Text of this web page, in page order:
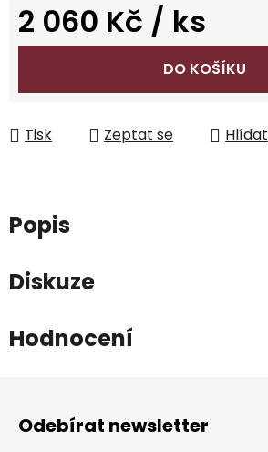
2 060 Kč / ks
Měrná cena:
DO KOŠÍKU
Tisk Zeptat se Hlídat
Popis
Diskuze
Hodnocení
Odebírat newsletter